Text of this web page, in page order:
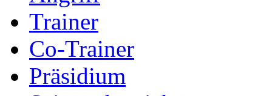
Trainer
Co-Trainer
Präsidium